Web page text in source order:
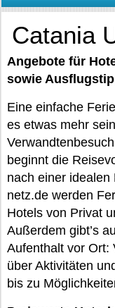
Catania
Angebote für
sowie
Eine einfache
es etwas mehr
beginnt die
nach einer idealen
netz.de werden
Hotels von Privat
Außerdem gibt’s
Aufenthalt vor Ort:
über Aktivitäten
bis zu